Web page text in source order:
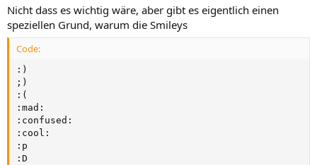
Nicht dass es wichtig wäre, aber gibt es eigentlich einen
speziellen Grund, warum die Smileys
Code:
:)
;)
:(
:mad:
:confused:
:cool:
:p
:D